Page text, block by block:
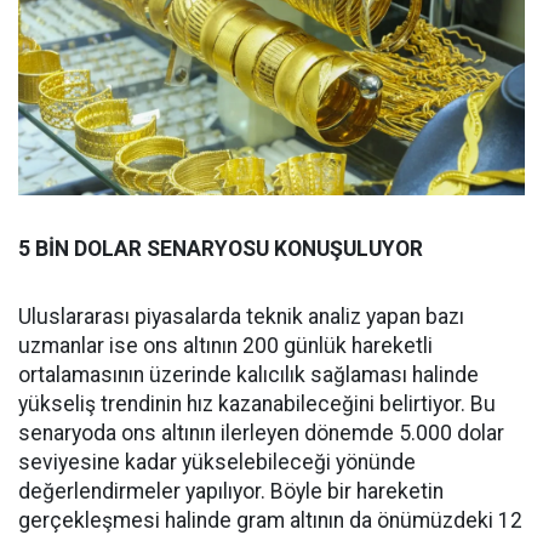
5 BİN DOLAR SENARYOSU KONUŞULUYOR
Uluslararası piyasalarda teknik analiz yapan bazı
uzmanlar ise ons altının 200 günlük hareketli
ortalamasının üzerinde kalıcılık sağlaması halinde
yükseliş trendinin hız kazanabileceğini belirtiyor. Bu
senaryoda ons altının ilerleyen dönemde 5.000 dolar
seviyesine kadar yükselebileceği yönünde
değerlendirmeler yapılıyor. Böyle bir hareketin
gerçekleşmesi halinde gram altının da önümüzdeki 12